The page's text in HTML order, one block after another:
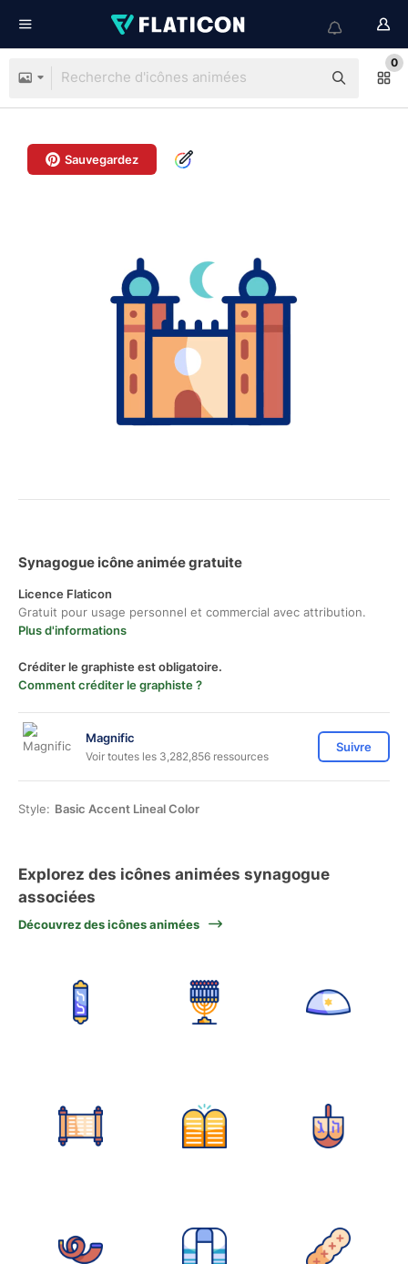
0
Sauvegardez
Synagogue icône animée gratuite
Licence Flaticon
Gratuit pour usage personnel et commercial avec attribution.
Plus d'informations
Créditer le graphiste est obligatoire.
Comment créditer le graphiste ?
Magnific
Voir toutes les 3,282,856 ressources
Suivre
Style: Basic Accent Lineal Color
Explorez des icônes animées synagogue
associées
Découvrez des icônes animées